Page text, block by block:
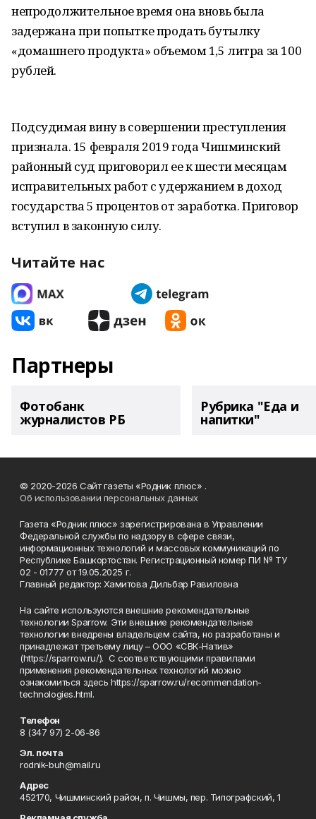
непродолжительное время она вновь была
задержана при попытке продать бутылку
«домашнего продукта» объемом 1,5 литра за 100
рублей.
Подсудимая вину в совершении преступления
признала. 15 февраля 2019 года Чишминский
районный суд приговорил ее к шести месяцам
исправительных работ с удержанием в доход
государства 5 процентов от заработка. Приговор
вступил в законную силу.
Читайте нас
Партнеры
Фотобанк
журналистов РБ
Рубрика "Еда и
напитки"
© 2020-2026 Сайт газеты «Родник плюс» .
Об использовании персональных данных
Газета «Родник плюс» зарегистрирована в Управлении
Федеральной службы по надзору в сфере связи,
информационных технологий и массовых коммуникаций по
Республике Башкортостан. Регистрационный номер ПИ № ТУ
02 - 01777 от 19.05.2025 г.
Главный редактор: Хамитова Дильбар Равиловна
На сайте используются внешние рекомендательные
технологии Sparrow. Эти внешние рекомендательные
технологии внедрены владельцем сайта, но разработаны и
принадлежат третьему лицу – ООО «СВК-Натив»
(https://sparrow.ru/). С соответствующими правилами
применения рекомендательных технологий можно
ознакомиться здесь https://sparrow.ru/recommendation-
technologies.html.
Телефон
8 (347 97) 2-06-86
Эл. почта
rodnik-buh@mail.ru
Адрес
452170, Чишминский район, п. Чишмы, пер. Типографский, 1